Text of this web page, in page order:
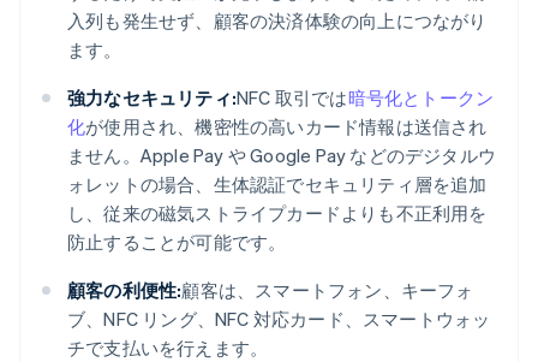
入列も発生せず、顧客の決済体験の向上につながり
ます。
強力なセキュリティ:NFC 取引では暗号化とトークン
化が使用され、機密性の高いカード情報は送信され
ません。Apple Pay や Google Pay などのデジタルウ
ォレットの場合、生体認証でセキュリティ層を追加
し、従来の磁気ストライプカードよりも不正利用を
防止することが可能です。
顧客の利便性:顧客は、スマートフォン、キーフォ
ブ、NFC リング、NFC 対応カード、スマートウォッ
チで支払いを行えます。